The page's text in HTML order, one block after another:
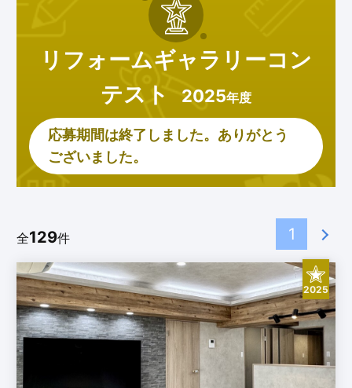
リフォームギャラリーコン
テスト
2025年度
応募期間は終了しました。ありがとう
ございました。
全129件 1
2025